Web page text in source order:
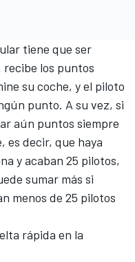
tiene que ser
los puntos
su coche, y el piloto
punto. A su vez, si
aún puntos siempre
es decir, que haya
y acaban 25 pilotos,
sumar más si
menos de 25 pilotos
rápida en la